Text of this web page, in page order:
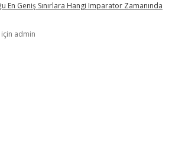
En Geniş Sınırlara Hangi Imparator Zamanında
için admin